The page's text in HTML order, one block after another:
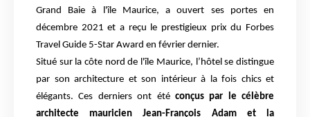
Grand Baie à l'île Maurice, a ouvert ses portes en
décembre 2021 et a reçu le prestigieux prix du Forbes
Travel Guide 5-Star Award en février dernier.
Situé sur la côte nord de l'île Maurice, l’hôtel se distingue
par son architecture et son intérieur à la fois chics et
élégants. Ces derniers ont été conçus par le célèbre
architecte mauricien Jean-François Adam et la